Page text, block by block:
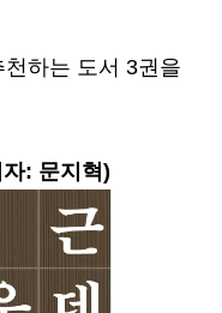
하는 도서 3권을
: 문지혁)